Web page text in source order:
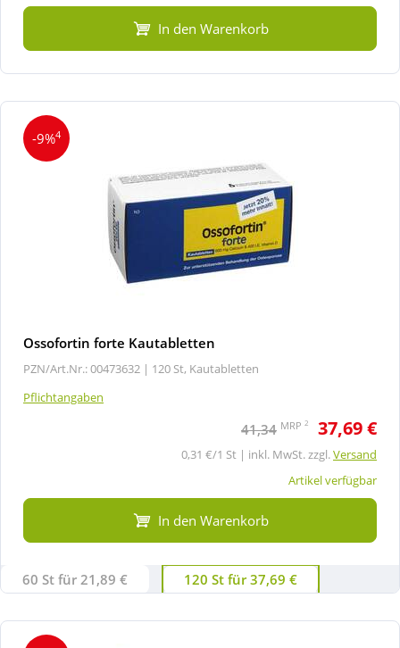
In den Warenkorb
-9%4
Ossofortin forte Kautabletten
PZN/Art.Nr.: 00473632 | 120 St, Kautabletten
Pflichtangaben
41,34 MRP 2 37,69 €
0,31 €/1 St | inkl. MwSt. zzgl.Versand
Artikel verfügbar
In den Warenkorb
60 St für 21,89 € 120 St für 37,69 €